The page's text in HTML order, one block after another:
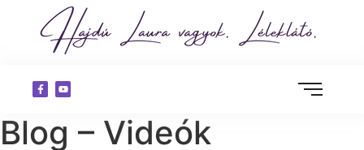
Blog – Videók